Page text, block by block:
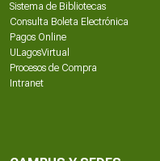
Sistema de Bibliotecas
Consulta Boleta Electrónica
Pagos Online
ULagosVirtual
Procesos de Compra
Intranet